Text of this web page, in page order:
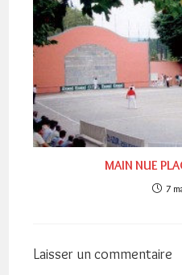
MAIN NUE
7
Laisser un commentaire